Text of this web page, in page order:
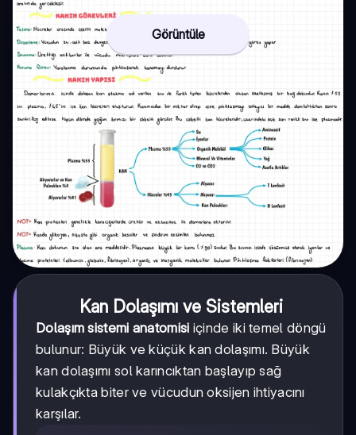
Görüntüle
Kan Dolaşımı ve Sistemleri
Dolaşım sistemi anatomisi içinde iki temel döngü
bulunur: Büyük ve küçük kan dolaşımı. Büyük
kan dolaşımı sol karıncıktan başlayıp sağ
kulakçıkta biter ve vücudun oksijen ihtiyacını
karşılar.